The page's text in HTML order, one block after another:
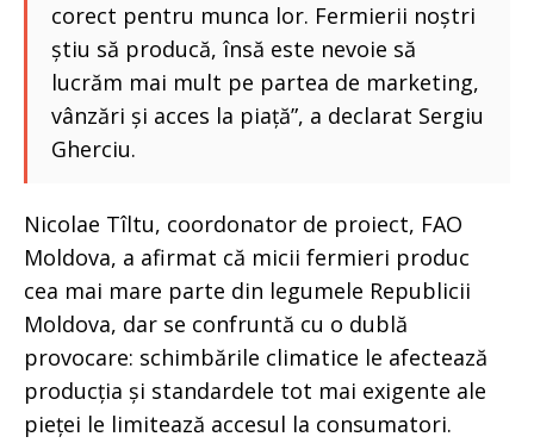
corect pentru munca lor. Fermierii noștri
știu să producă, însă este nevoie să
lucrăm mai mult pe partea de marketing,
vânzări și acces la piață”, a declarat Sergiu
Gherciu.
Nicolae Tîltu, coordonator de proiect, FAO
Moldova, a afirmat că micii fermieri produc
cea mai mare parte din legumele Republicii
Moldova, dar se confruntă cu o dublă
provocare: schimbările climatice le afectează
producția și standardele tot mai exigente ale
pieței le limitează accesul la consumatori.